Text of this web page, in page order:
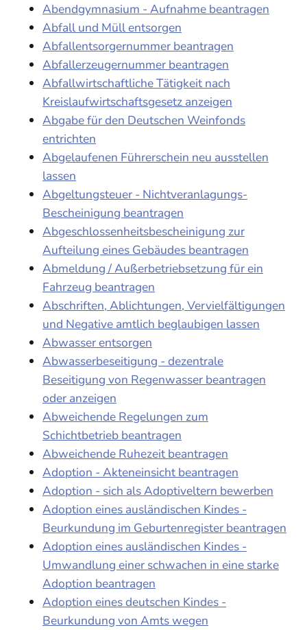
Abendgymnasium - Aufnahme beantragen
Abfall und Müll entsorgen
Abfallentsorgernummer beantragen
Abfallerzeugernummer beantragen
Abfallwirtschaftliche Tätigkeit nach
Kreislaufwirtschaftsgesetz anzeigen
Abgabe für den Deutschen Weinfonds
entrichten
Abgelaufenen Führerschein neu ausstellen
lassen
Abgeltungsteuer - Nichtveranlagungs-
Bescheinigung beantragen
Abgeschlossenheitsbescheinigung zur
Aufteilung eines Gebäudes beantragen
Abmeldung / Außerbetriebsetzung für ein
Fahrzeug beantragen
Abschriften, Ablichtungen, Vervielfältigungen
und Negative amtlich beglaubigen lassen
Abwasser entsorgen
Abwasserbeseitigung - dezentrale
Beseitigung von Regenwasser beantragen
oder anzeigen
Abweichende Regelungen zum
Schichtbetrieb beantragen
Abweichende Ruhezeit beantragen
Adoption - Akteneinsicht beantragen
Adoption - sich als Adoptiveltern bewerben
Adoption eines ausländischen Kindes -
Beurkundung im Geburtenregister beantragen
Adoption eines ausländischen Kindes -
Umwandlung einer schwachen in eine starke
Adoption beantragen
Adoption eines deutschen Kindes -
Beurkundung von Amts wegen